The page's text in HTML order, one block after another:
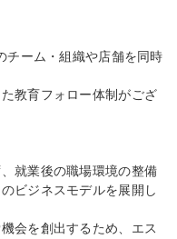
チーム・組織や店舗を同時
教育フォロー体制がござ
就業後の職場環境の整備
ビジネスモデルを展開し
会を創出するため、エス